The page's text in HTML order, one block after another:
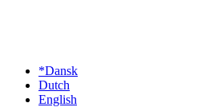
*Dansk
Dutch
English